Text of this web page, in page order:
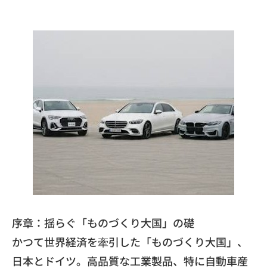
序章：揺らぐ「ものづくり大国」の礎
かつて世界経済を牽引した「ものづくり大国」、
日本とドイツ。高品質な工業製品、特に自動車産